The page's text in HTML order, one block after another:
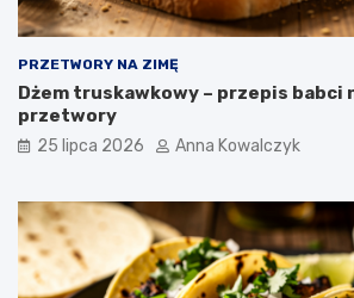
PRZETWORY NA ZIMĘ
Dżem truskawkowy – przepis babci
przetwory
25 lipca 2026 Anna Kowalczyk